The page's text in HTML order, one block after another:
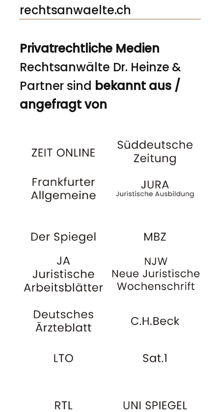
rechtsanwaelte.ch
Privatrechtliche Medien
Rechtsanwälte Dr. Heinze &
Partner sind bekannt aus /
angefragt von